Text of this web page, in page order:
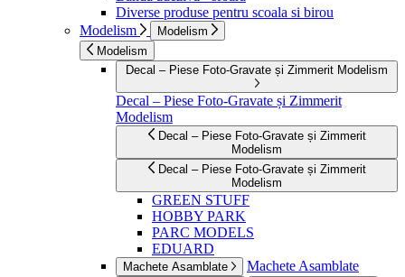
Diverse produse pentru scoala si birou
Modelism
Modelism
Modelism
Decal – Piese Foto-Gravate și Zimmerit Modelism
Decal – Piese Foto-Gravate și Zimmerit
Modelism
Decal – Piese Foto-Gravate și Zimmerit
Modelism
Decal – Piese Foto-Gravate și Zimmerit
Modelism
GREEN STUFF
HOBBY PARK
PARC MODELS
EDUARD
Machete Asamblate Machete Asamblate